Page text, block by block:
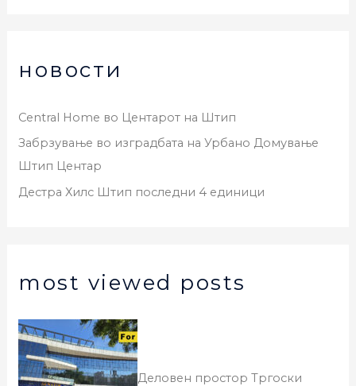
новости
Central Home во Центарот на Штип
Забрзување во изградбата на Урбано Домување
Штип Центар
Дестра Хилс Штип последни 4 единици
most viewed posts
Деловен простор Тргоски